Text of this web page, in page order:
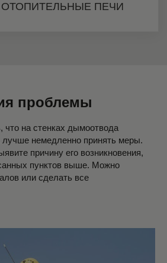
проблемы
что на стенках дымоотвода
лучше немедленно принять меры.
причину его возникновения,
пунктов выше. Можно
или сделать все